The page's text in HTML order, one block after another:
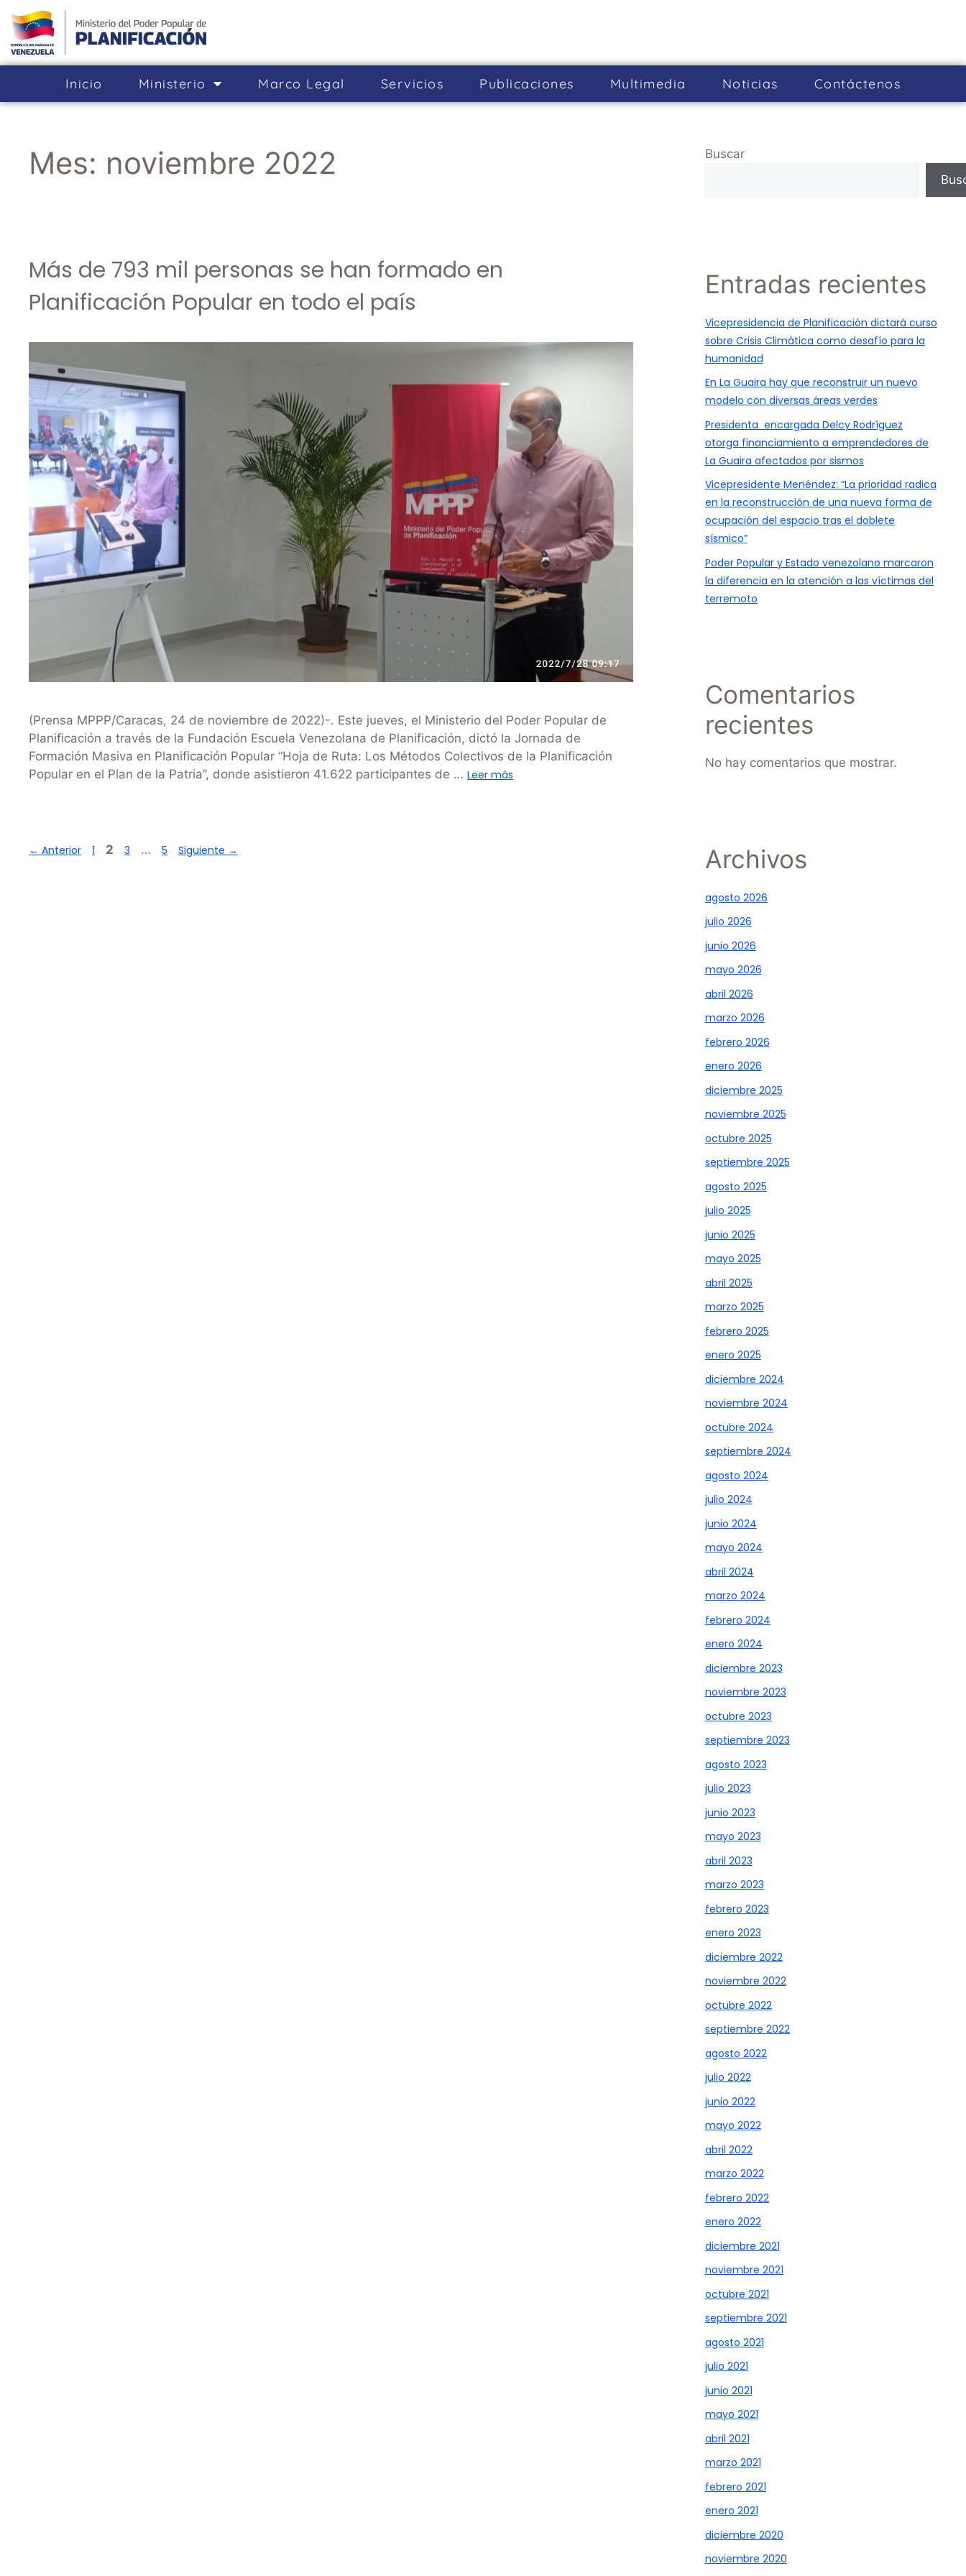
Inicio Ministerio Marco Legal Servicios Publicaciones Multimedia Noticias Cont­áctenos
Mes: noviembre 2022
Más de 793 mil personas se han formado en
Planificación Popular en todo el país
(Prensa MPPP/Caracas, 24 de noviembre de 2022)-. Este jueves, el Ministerio del Poder Popular de
Planificación a través de la Fundación Escuela Venezolana de Planificación, dictó la Jornada de
Formación Masiva en Planificación Popular “Hoja de Ruta: Los Métodos Colectivos de la Planificación
Popular en el Plan de la Patria”, donde asistieron 41.622 participantes de … Leer más
← Anterior 1 2 3 … 5 Siguiente →
Buscar
Entradas recientes
Vicepresidencia de Planificación dictará curso
sobre Crisis Climática como desafío para la
humanidad
En La Guaira hay que reconstruir un nuevo
modelo con diversas áreas verdes
Presidenta encargada Delcy Rodríguez
otorga financiamiento a emprendedores de
La Guaira afectados por sismos
Vicepresidente Menéndez: “La prioridad radica
en la reconstrucción de una nueva forma de
ocupación del espacio tras el doblete
sísmico”
Poder Popular y Estado venezolano marcaron
la diferencia en la atención a las víctimas del
terremoto
Comentarios
recientes
No hay comentarios que mostrar.
Archivos
agosto 2026
julio 2026
junio 2026
mayo 2026
abril 2026
marzo 2026
febrero 2026
enero 2026
diciembre 2025
noviembre 2025
octubre 2025
septiembre 2025
agosto 2025
julio 2025
junio 2025
mayo 2025
abril 2025
marzo 2025
febrero 2025
enero 2025
diciembre 2024
noviembre 2024
octubre 2024
septiembre 2024
agosto 2024
julio 2024
junio 2024
mayo 2024
abril 2024
marzo 2024
febrero 2024
enero 2024
diciembre 2023
noviembre 2023
octubre 2023
septiembre 2023
agosto 2023
julio 2023
junio 2023
mayo 2023
abril 2023
marzo 2023
febrero 2023
enero 2023
diciembre 2022
noviembre 2022
octubre 2022
septiembre 2022
agosto 2022
julio 2022
junio 2022
mayo 2022
abril 2022
marzo 2022
febrero 2022
enero 2022
diciembre 2021
noviembre 2021
octubre 2021
septiembre 2021
agosto 2021
julio 2021
junio 2021
mayo 2021
abril 2021
marzo 2021
febrero 2021
enero 2021
diciembre 2020
noviembre 2020